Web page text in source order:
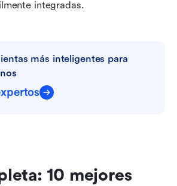
integradas.
más inteligentes para
10 mejores